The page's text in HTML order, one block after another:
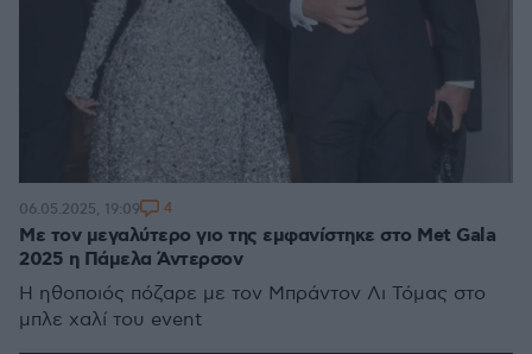
Με τον μεγαλύτερο γιο της εμφανίστηκε στο Met Gala
2025 η Πάμελα Άντερσον
H ηθοποιός πόζαρε με τον Μπράντον Λι Τόμας στο
μπλε χαλί του event
06.05.2025, 19:09 4